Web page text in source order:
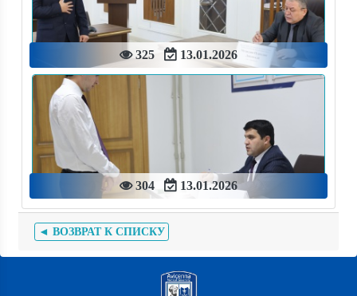
325 13.01.2026
304 13.01.2026
◄ ВОЗВРАТ К СПИСКУ